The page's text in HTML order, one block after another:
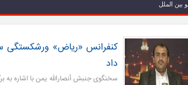
بین الملل
کنفرانس «ریاض» ورشکستگی
داد
سخنگوی جنبش أنصارالله یمن با اشاره